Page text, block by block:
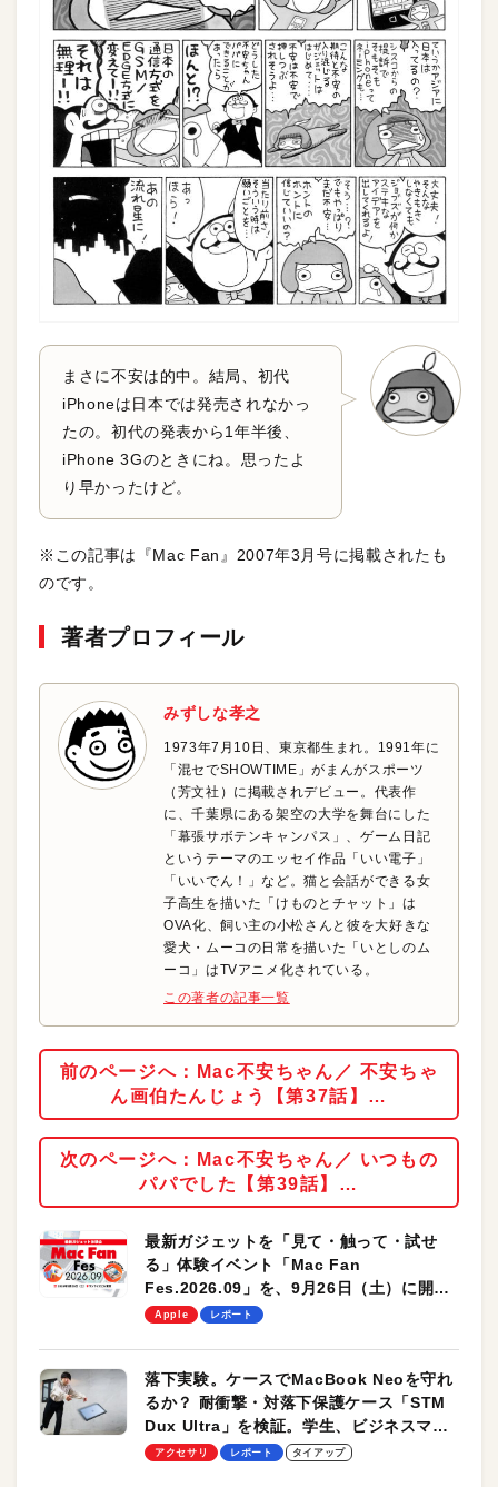
まさに不安は的中。結局、初代
iPhoneは日本では発売されなかっ
たの。初代の発表から1年半後、
iPhone 3Gのときにね。思ったよ
り早かったけど。
※この記事は『Mac Fan』2007年3月号に掲載されたも
のです。
著者プロフィール
みずしな孝之
1973年7月10日、東京都生まれ。1991年に
「混セでSHOWTIME」がまんがスポーツ
（芳文社）に掲載されデビュー。代表作
に、千葉県にある架空の大学を舞台にした
「幕張サボテンキャンパス」、ゲーム日記
というテーマのエッセイ作品「いい電子」
「いいでん！」など。猫と会話ができる女
子高生を描いた「けものとチャット」は
OVA化、飼い主の小松さんと彼を大好きな
愛犬・ムーコの日常を描いた「いとしのム
ーコ」はTVアニメ化されている。
この著者の記事一覧
前のページへ：Mac不安ちゃん／ 不安ちゃ
ん画伯たんじょう【第37話】…
次のページへ：Mac不安ちゃん／ いつもの
パパでした【第39話】…
最新ガジェットを「見て・触って・試せ
る」体験イベント「Mac Fan
Fes.2026.09」を、9月26日（土）に開催
します！
Apple レポート
落下実験。ケースでMacBook Neoを守れ
るか？ 耐衝撃・対落下保護ケース「STM
Dux Ultra」を検証。学生、ビジネスマン
のモバイルユースに最適！
アクセサリ レポート タイアップ